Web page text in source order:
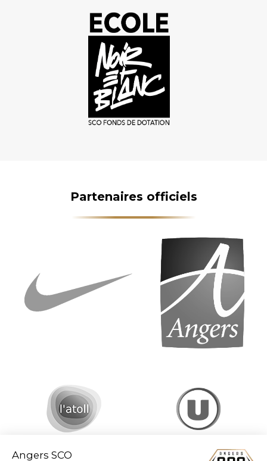
Angers SCO
Partenaires officiels